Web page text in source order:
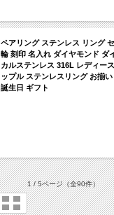
ペアリング ステンレス リング
輪 刻印 名入れ ダイヤモンド ダ
カルステンレス 316L レディー
ップル ステンレスリング お揃
誕生日 ギフト
1 / 5ページ（全90件）